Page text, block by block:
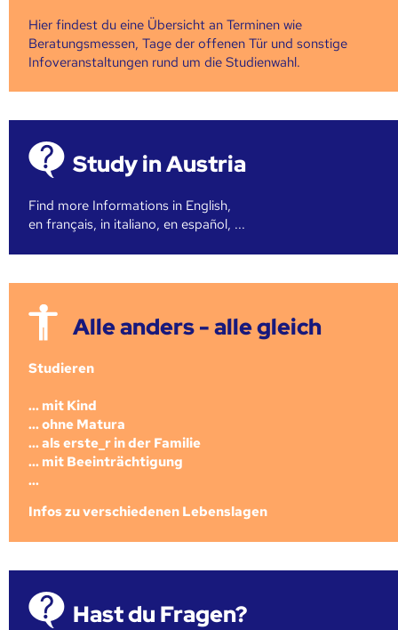
Hier findest du eine Übersicht an Terminen wie
Beratungsmessen, Tage der offenen Tür und sonstige
Infoveranstaltungen rund um die Studienwahl.
Study in Austria
Find more Informations in English,
en français, in italiano, en español, ...
Alle anders - alle gleich
Studieren
... mit Kind
... ohne Matura
... als erste_r in der Familie
... mit Beeinträchtigung
...
Infos zu verschiedenen Lebenslagen
Hast du Fragen?